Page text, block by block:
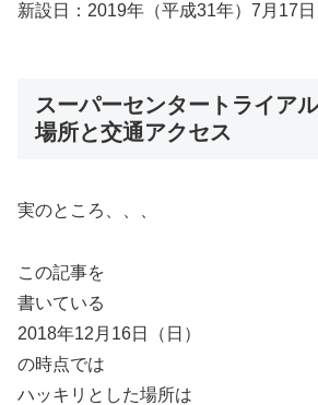
新設日：2019年（平成31年）7月17日
スーパーセンタートライア
場所と交通アクセス
実のところ、、、
この記事を
書いている
2018年12月16日（日）
の時点では
ハッキリとした場所は